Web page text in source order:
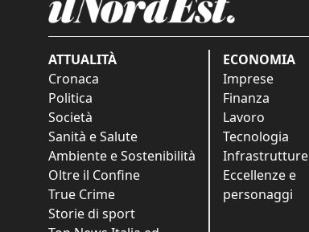
ATTUALITÀ
Cronaca
Politica
Società
Sanità e Salute
Ambiente e Sostenibilità
Oltre il Confine
True Crime
Storie di sport
ECONOMIA
Imprese
Finanza
Lavoro
Tecnologia
Infrastrutture
Eccellenze e
personaggi